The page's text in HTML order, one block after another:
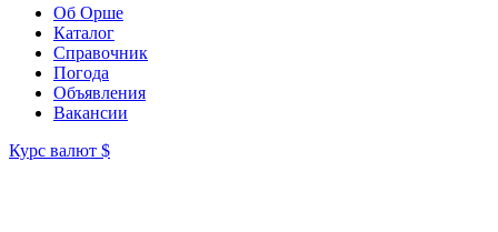
Об Орше
Каталог
Справочник
Погода
Объявления
Вакансии
Курс валют $